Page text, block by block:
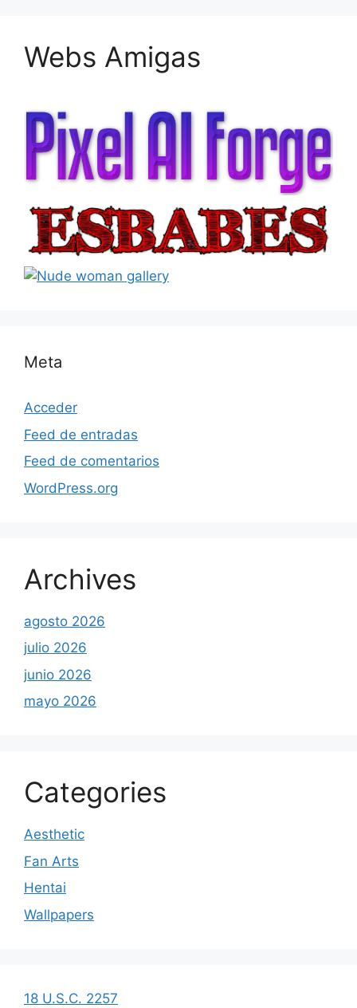
Webs Amigas
Meta
Acceder
Feed de entradas
Feed de comentarios
WordPress.org
Archives
agosto 2026
julio 2026
junio 2026
mayo 2026
Categories
Aesthetic
Fan Arts
Hentai
Wallpapers
18 U.S.C. 2257